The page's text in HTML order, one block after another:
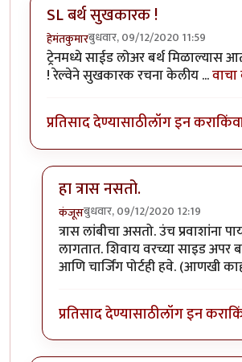
SL बर्थ सुखकारक !
हेमंतकुमारबुधवार, 09/12/2020 11:59
ट्रेनमध्ये साईड लोअर बर्थ मिळाल्यास
! रेल्वेने सुखकारक रचना केलीय ...वाचा
प्रतिसाद देण्यासाठीलॉग इन करा
हा त्रास नसतो.
कंजूसबुधवार, 09/12/2020 12:19
In reply toSL बर्थ सुखकारक !by
त्रास लांबीचा असतो. उंच प्रवाशांना
लागतात. शिवाय वरच्या साइड अपर
आणि चार्जिंग पोर्टही हवे. (आणखी
प्रतिसाद देण्यासाठीलॉग इन करा